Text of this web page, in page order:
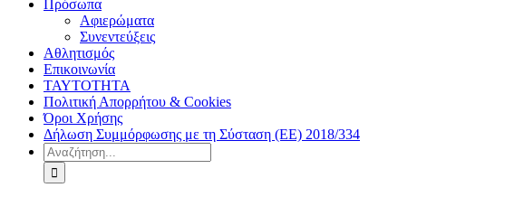
Πρόσωπα
Αφιερώματα
Συνεντεύξεις
Αθλητισμός
Επικοινωνία
ΤΑΥΤΟΤΗΤΑ
Πολιτική Απορρήτου & Cookies
Όροι Χρήσης
Δήλωση Συμμόρφωσης με τη Σύσταση (ΕΕ) 2018/334
Αναζήτηση
για: